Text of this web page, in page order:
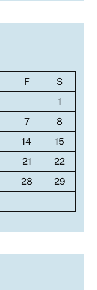
F
S
1
7
8
14
15
21
22
28
29